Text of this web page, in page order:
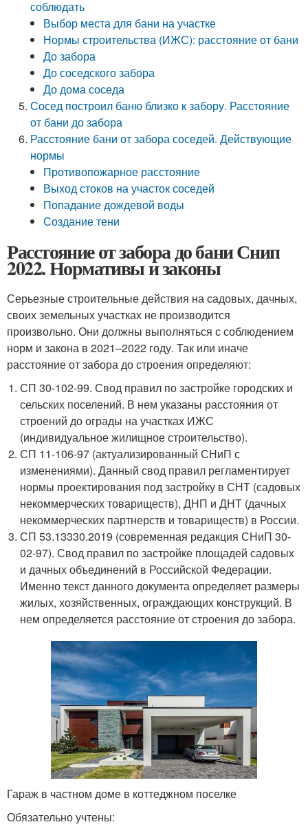
соблюдать
Выбор места для бани на участке
Нормы строительства (ИЖС): расстояние от бани
До забора
До соседского забора
До дома соседа
Сосед построил баню близко к забору. Расстояние
от бани до забора
Расстояние бани от забора соседей. Действующие
нормы
Противопожарное расстояние
Выход стоков на участок соседей
Попадание дождевой воды
Создание тени
Расстояние от забора до бани Снип
2022. Нормативы и законы
Серьезные строительные действия на садовых, дачных,
своих земельных участках не производится
произвольно. Они должны выполняться с соблюдением
норм и закона в 2021–2022 году. Так или иначе
расстояние от забора до строения определяют:
СП 30-102-99. Свод правил по застройке городских и
сельских поселений. В нем указаны расстояния от
строений до ограды на участках ИЖС
(индивидуальное жилищное строительство).
СП 11-106-97 (актуализированный СНиП с
изменениями). Данный свод правил регламентирует
нормы проектирования под застройку в СНТ (садовых
некоммерческих товариществ), ДНП и ДНТ (дачных
некоммерческих партнерств и товариществ) в России.
СП 53.13330.2019 (современная редакция СНиП 30-
02-97). Свод правил по застройке площадей садовых
и дачных объединений в Российской Федерации.
Именно текст данного документа определяет размеры
жилых, хозяйственных, ограждающих конструкций. В
нем определяется расстояние от строения до забора.
Гараж в частном доме в коттеджном поселке
Обязательно учтены: